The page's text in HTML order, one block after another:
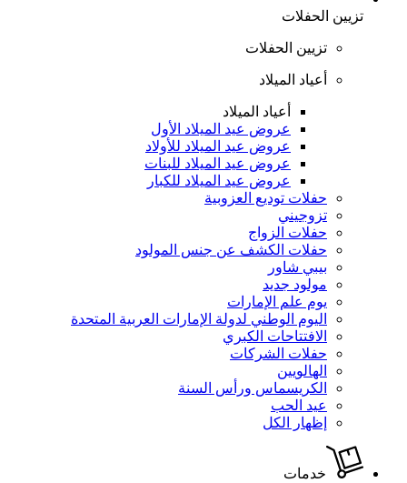
تزيين الحفلات
تزيين الحفلات
أعياد الميلاد
أعياد الميلاد
عروض عيد الميلاد الأول
عروض عيد الميلاد للأولاد
عروض عيد الميلاد للبنات
عروض عيد الميلاد للكبار
حفلات توديع العزوبية
تزوجيني
حفلات الزواج
حفلات الكشف عن جنس المولود
بيبي شاور
مولود جديد
يوم علم الإمارات
اليوم الوطني لدولة الإمارات العربية المتحدة
الافتتاحات الكبري
حفلات الشركات
الهالويين
الكريسماس ورأس السنة
عيد الحب
إظهار الكل
خدمات